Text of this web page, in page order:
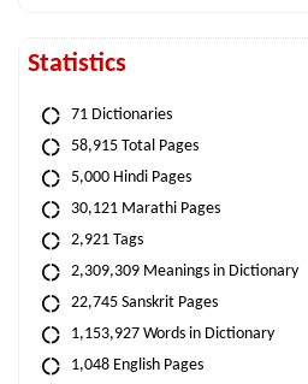
Statistics
71 Dictionaries
58,915 Total Pages
5,000 Hindi Pages
30,121 Marathi Pages
2,921 Tags
2,309,309 Meanings in Dictionary
22,745 Sanskrit Pages
1,153,927 Words in Dictionary
1,048 English Pages